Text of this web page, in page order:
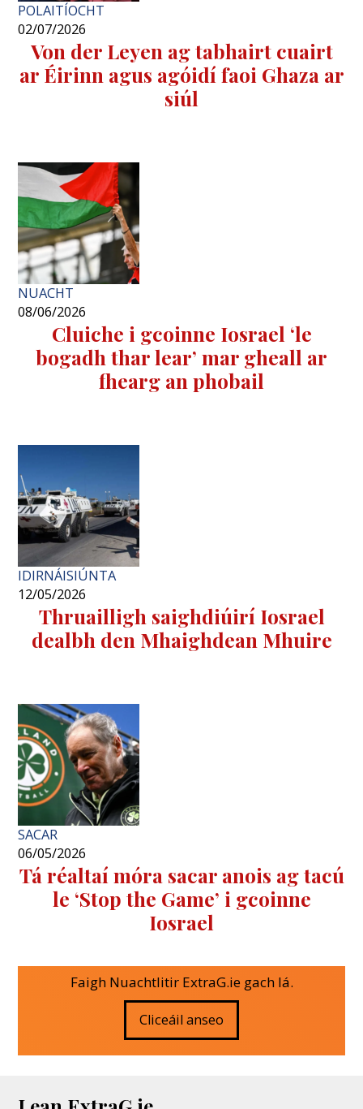
POLAITÍOCHT
02/07/2026
Von der Leyen ag tabhairt cuairt
ar Éirinn agus agóidí faoi Ghaza ar
siúl
NUACHT
08/06/2026
Cluiche i gcoinne Iosrael ‘le
bogadh thar lear’ mar gheall ar
fhearg an phobail
IDIRNÁISIÚNTA
12/05/2026
Thruailligh saighdiúirí Iosrael
dealbh den Mhaighdean Mhuire
SACAR
06/05/2026
Tá réaltaí móra sacar anois ag tacú
le ‘Stop the Game’ i gcoinne
Iosrael
Faigh Nuachtlitir ExtraG.ie gach lá.
Cliceáil anseo